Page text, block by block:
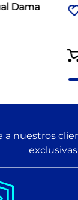
Dama
nuestros